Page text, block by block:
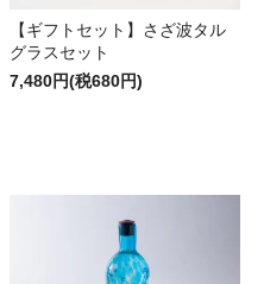
【ギフトセット】さざ波タル
グラスセット
7,480円(税680円)